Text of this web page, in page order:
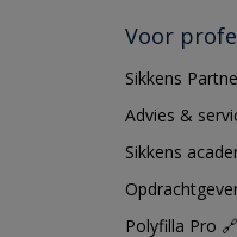
Voor
Sikkens
Advies &
Sikkens
Polyfilla Pro 🔗